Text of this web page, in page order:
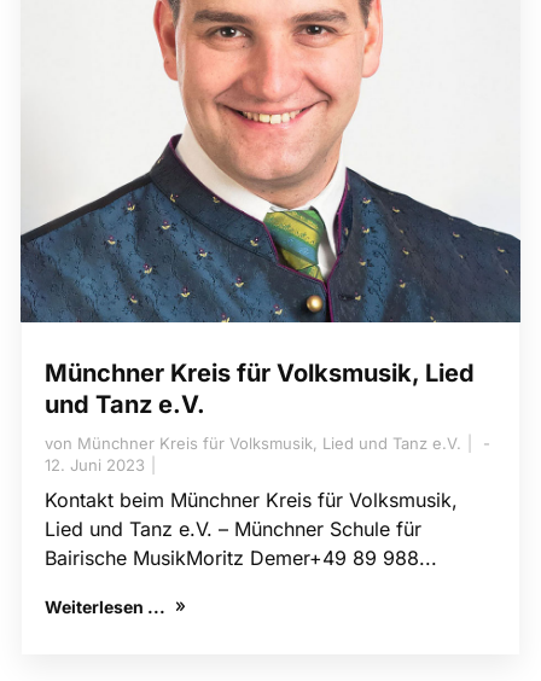
Münchner Kreis für Volksmusik, Lied
und Tanz e.V.
von Münchner Kreis für Volksmusik, Lied und Tanz e.V.
12. Juni 2023
Kontakt beim Münchner Kreis für Volksmusik,
Lied und Tanz e.V. – Münchner Schule für
Bairische MusikMoritz Demer+49 89 988...
Weiterlesen ...